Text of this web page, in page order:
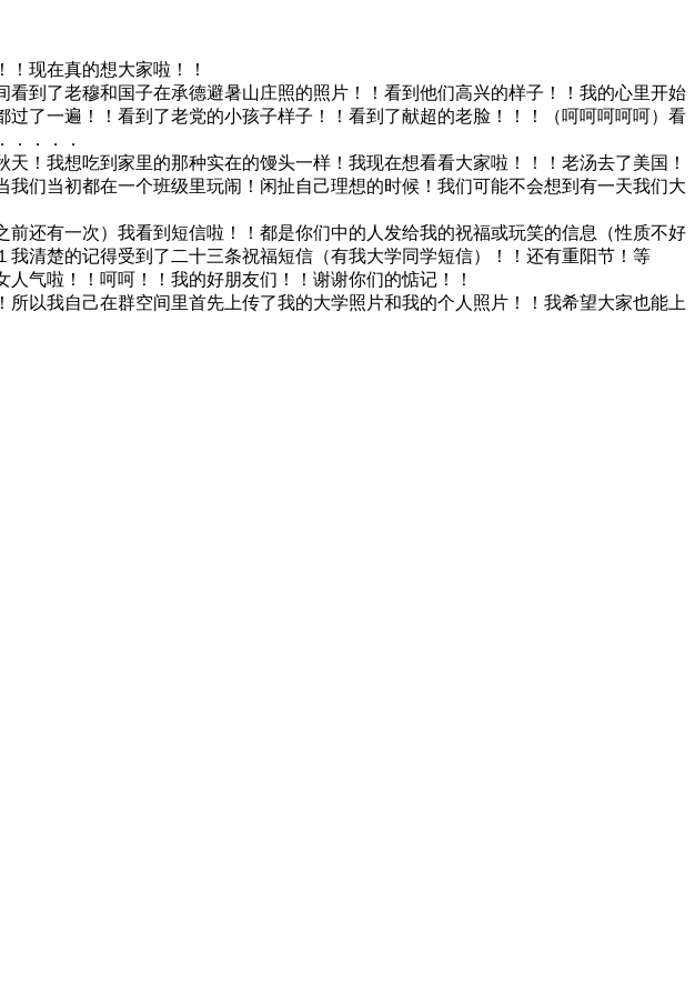
现在真的想大家啦！！
到了老穆和国子在承德避暑山庄照的照片！！看到他们高兴的样子！！我的心里开始
了一遍！！看到了老党的小孩子样子！！看到了献超的老脸！！！（呵呵呵呵呵）看
．．．
！我想吃到家里的那种实在的馒头一样！我现在想看看大家啦！！！老汤去了美国！
们当初都在一个班级里玩闹！闲扯自己理想的时候！我们可能不会想到有一天我们大
还有一次）我看到短信啦！！都是你们中的人发给我的祝福或玩笑的信息（性质不好
清楚的记得受到了二十三条祝福短信（有我大学同学短信）！！还有重阳节！等
气啦！！呵呵！！我的好朋友们！！谢谢你们的惦记！！
以我自己在群空间里首先上传了我的大学照片和我的个人照片！！我希望大家也能上